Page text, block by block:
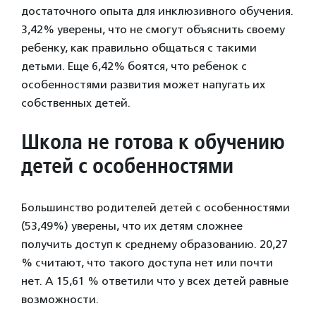
достаточного опыта для инклюзивного обучения.
3,42% уверены, что не смогут объяснить своему
ребенку, как правильно общаться с такими
детьми. Еще 6,42% боятся, что ребенок с
особенностями развития может напугать их
собственных детей.
Школа не готова к обучению
детей с особенностями
Большинство родителей детей с особенностями
(53,49%) уверены, что их детям сложнее
получить доступ к среднему образованию. 20,27
% считают, что такого доступа нет или почти
нет. А 15,61 % ответили что у всех детей равные
возможности.